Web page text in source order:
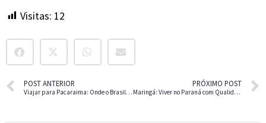
Visitas: 12
POST ANTERIOR
Viajar para Pacaraima: Onde o Brasil Encontra a Venezuela
PRÓXIMO POST
Maringá: Viver no Paraná com Qualidade de Vida